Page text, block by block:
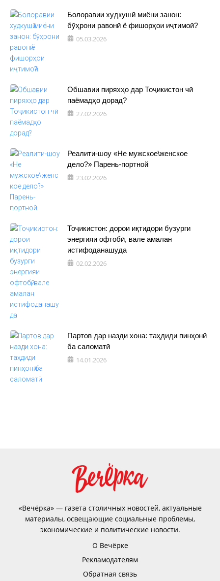
Болоравии худкушӣ миёни занон:
бӯҳрони равонӣ ё фишорҳои иҷтимоӣ?
05.03.2026
Обшавии пиряхҳо дар Тоҷикистон чӣ
паёмадҳо дорад?
27.02.2026
Реалити-шоу «Не мужское\женское
дело?» Парень-портной
23.02.2026
Тоҷикистон: дорои иқтидори бузурги
энергияи офтобӣ, вале амалан
истифоданашуда
02.02.2026
Партов дар назди хона: таҳдиди пинҳонӣ
ба саломатӣ
14.01.2026
«Вечёрка» — газета столичных новостей, актуальные
материалы, освещающие социальные проблемы,
экономические и политические новости.
О Вечёрке
Рекламодателям
Обратная связь